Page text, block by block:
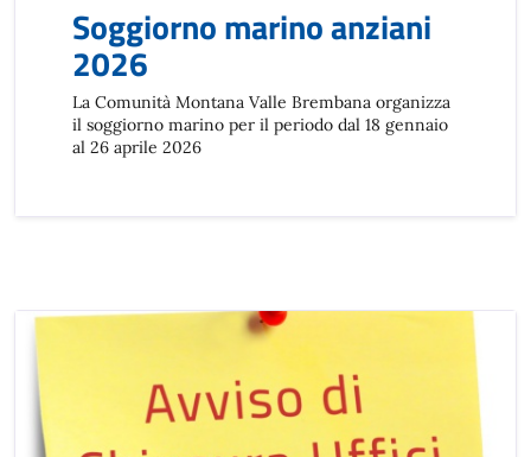
Soggiorno marino anziani
2026
La Comunità Montana Valle Brembana organizza
il soggiorno marino per il periodo dal 18 gennaio
al 26 aprile 2026